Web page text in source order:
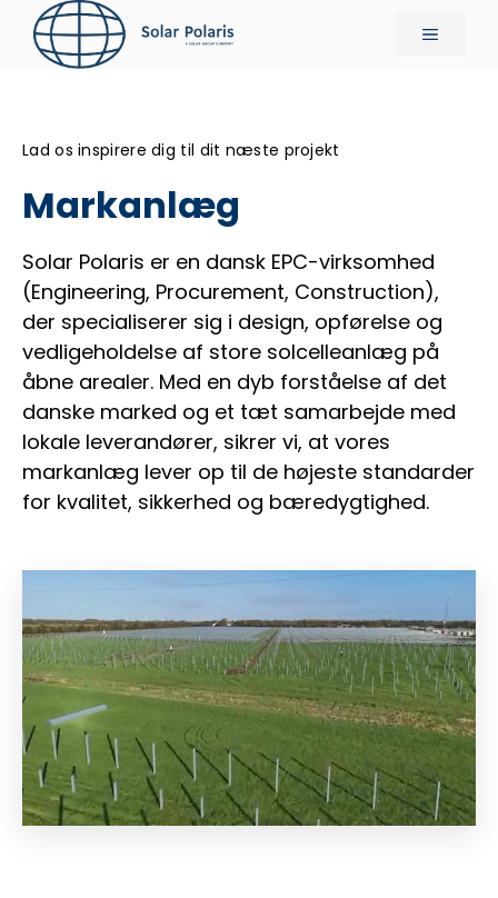
indhold
Menu
Lad os inspirere dig til dit næste projekt
Markanlæg
Solar Polaris er en dansk EPC-virksomhed
(Engineering, Procurement, Construction),
der specialiserer sig i design, opførelse og
vedligeholdelse af store solcelleanlæg på
åbne arealer. Med en dyb forståelse af det
danske marked og et tæt samarbejde med
lokale leverandører, sikrer vi, at vores
markanlæg lever op til de højeste standarder
for kvalitet, sikkerhed og bæredygtighed.